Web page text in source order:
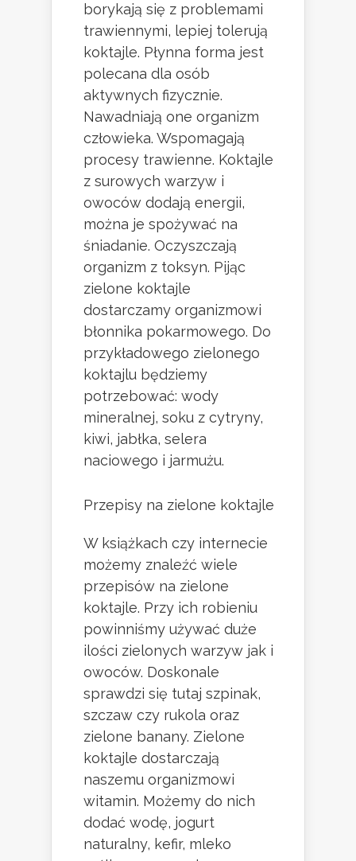
borykają się z problemami
trawiennymi, lepiej tolerują
koktajle. Płynna forma jest
polecana dla osób
aktywnych fizycznie.
Nawadniają one organizm
człowieka. Wspomagają
procesy trawienne. Koktajle
z surowych warzyw i
owoców dodają energii,
można je spożywać na
śniadanie. Oczyszczają
organizm z toksyn. Pijąc
zielone koktajle
dostarczamy organizmowi
błonnika pokarmowego. Do
przykładowego zielonego
koktajlu będziemy
potrzebować: wody
mineralnej, soku z cytryny,
kiwi, jabłka, selera
naciowego i jarmużu.
Przepisy na zielone koktajle
W książkach czy internecie
możemy znaleźć wiele
przepisów na zielone
koktajle. Przy ich robieniu
powinniśmy używać duże
ilości zielonych warzyw jak i
owoców. Doskonale
sprawdzi się tutaj szpinak,
szczaw czy rukola oraz
zielone banany. Zielone
koktajle dostarczają
naszemu organizmowi
witamin. Możemy do nich
dodać wodę, jogurt
naturalny, kefir, mleko